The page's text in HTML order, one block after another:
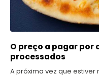
O preço a pagar
processados
A próxima vez que